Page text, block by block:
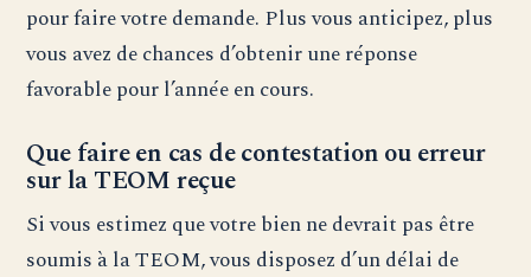
pour faire votre demande. Plus vous anticipez, plus
vous avez de chances d’obtenir une réponse
favorable pour l’année en cours.
Que faire en cas de contestation ou erreur
sur la TEOM reçue
Si vous estimez que votre bien ne devrait pas être
soumis à la TEOM, vous disposez d’un délai de